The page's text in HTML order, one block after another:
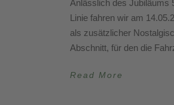
Anlässlich des Jubiläums
Linie fahren wir am
als zusätzlicher
Abschnitt, für den die
Read More